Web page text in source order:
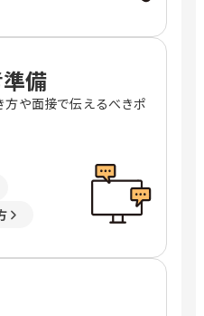
備
や面接で伝えるべきポ